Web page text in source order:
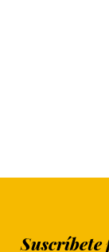
Suscríbete